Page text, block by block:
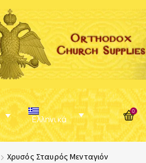
Ελληνικά
0
Χρυσός Σταυρός Μενταγιόν